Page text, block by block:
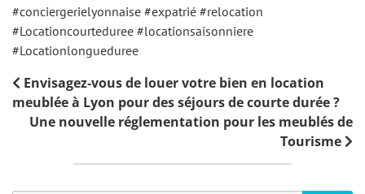
#conciergerielyonnaise #expatrié #relocation
#Locationcourteduree #locationsaisonniere
#Locationlongueduree
Envisagez-vous de louer votre bien en location
meublée à Lyon pour des séjours de courte durée ?
Une nouvelle réglementation pour les meublés de
Tourisme